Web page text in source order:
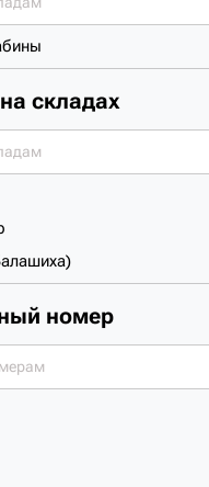
складах
номер